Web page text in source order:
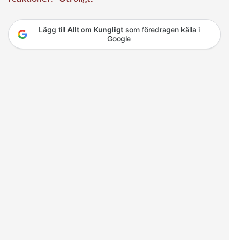
Lägg till Allt om Kungligtsom föredragen källa i
Google